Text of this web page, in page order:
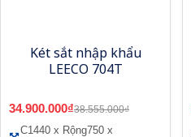
Két sắt nhập khẩu
LEECO 704T
34.900.000₫38.555.000₫
C1440 x Rộng750 x